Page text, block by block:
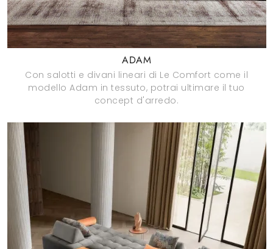
ADAM
Con salotti e divani lineari di Le Comfort come il
modello Adam in tessuto, potrai ultimare il tuo
concept d'arredo.